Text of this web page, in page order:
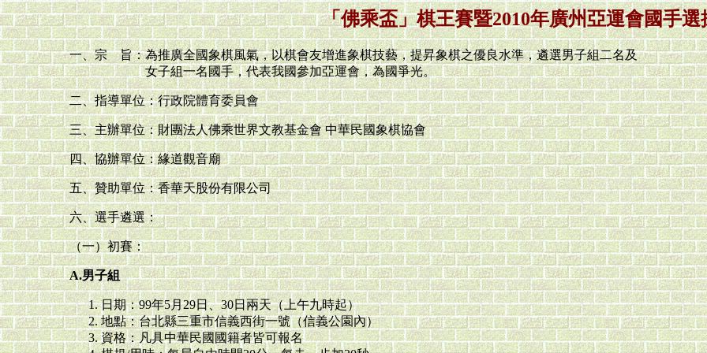
「佛乘盃」棋王賽暨2010年廣州亞運會國手選
一、宗 旨：為推廣全國象棋風氣，以棋會友增進象棋技藝，提昇象棋之優良水準，遴選男子組二名及
女子組一名國手，代表我國參加亞運會，為國爭光。
二、指導單位：行政院體育委員會
三、主辦單位：財團法人佛乘世界文教基金會 中華民國象棋協會
四、協辦單位：緣道觀音廟
五、贊助單位：香華天股份有限公司
六、選手遴選：
（一）初賽：
A.男子組
日期：99年5月29日、30日兩天（上午九時起）
地點：台北縣三重市信義西街一號（信義公園內）
資格：凡具中華民國國籍者皆可報名